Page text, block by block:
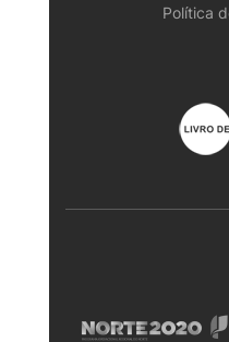
Política